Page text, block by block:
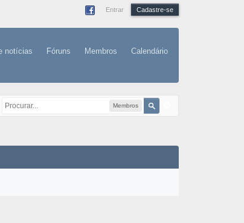
Entrar Cadastre-se
notícias Fóruns Membros Calendário
Membros